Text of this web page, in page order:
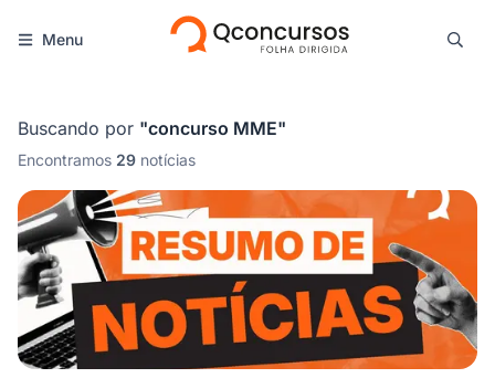
Menu
Buscando por "concurso MME"
Encontramos 29 notícias